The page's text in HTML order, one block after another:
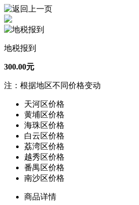
地税报到
300.00元
注：根据地区不同价格变动
天河区价格
黄埔区价格
海珠区价格
白云区价格
荔湾区价格
越秀区价格
番禺区价格
南沙区价格
商品详情